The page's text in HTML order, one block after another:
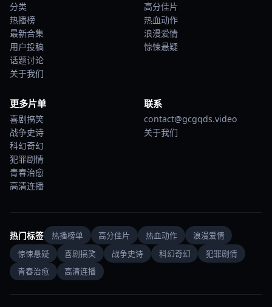
分类
热播榜
最新合集
用户投稿
话题讨论
关于我们
高分佳片
热血动作
浪漫爱情
惊悚悬疑
更多片单
喜剧搞笑
战争史诗
科幻奇幻
犯罪剧情
青春治愈
高清连播
联系
contact@gcgqds.video
关于我们
热门标签 热播榜单 高分佳片 热血动作
浪漫爱情
惊悚悬疑
喜剧搞笑 战争史诗 科幻奇幻
犯罪剧情
青春治愈
高清连播